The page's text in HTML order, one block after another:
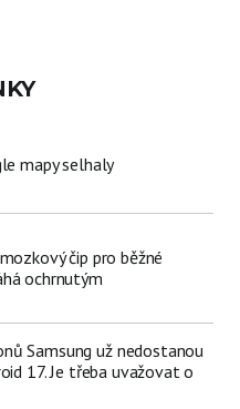
mapy selhaly
čip pro běžné
ochrnutým
Samsung už nedostanou
17. Je třeba uvažovat o